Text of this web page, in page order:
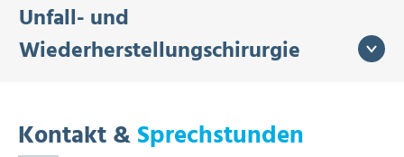
Unfall- und
Wiederherstellungschirurgie
Kontakt &Sprechstunden